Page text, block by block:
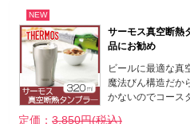
NEW
サーモス真空断熱
品にお勧め
ビールに最適な真
魔法びん構造だか
かないのでコース
定価： 3,850円(税込)